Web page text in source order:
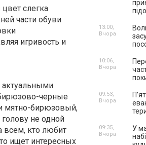
слегка
части обуви
игривость и
черные
мятно-бирюзовый,
не одной
всем, кто любит
ищет интересных
13:00,
Вчора
10:06,
Вчора
09:53,
Вчора
У
09:35,
Вчора